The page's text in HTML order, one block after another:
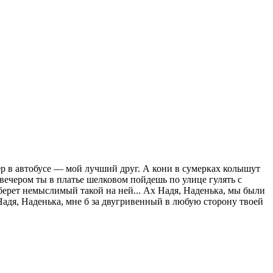
в автобусе — мой лучший друг. А кони в сумерках колышут
ты в платье шелковом пойдешь по улице гулять с
немыслимый такой на ней... Ах Надя, Наденька, мы были
Наденька, мне б за двугривенный в любую сторону твоей